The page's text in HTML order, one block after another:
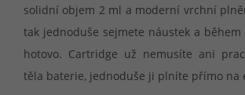
solidní objem 2 ml a moderní vrchní
tak jednoduše sejmete náustek a
hotovo. Cartridge už nemusíte ani
těla baterie, jednoduše ji plníte přímo na